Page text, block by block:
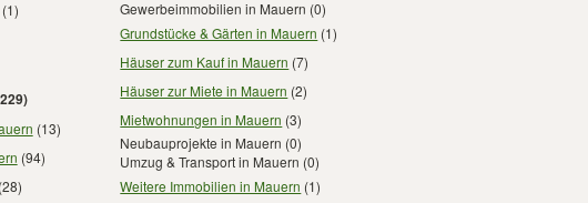
(1)
(13)
(94)
(28)
Gewerbeimmobilien in Mauern (0)
Grundstücke & Gärten in Mauern (1)
Häuser zum Kauf in Mauern (7)
Häuser zur Miete in Mauern (2)
Mietwohnungen in Mauern (3)
Neubauprojekte in Mauern (0)
Umzug & Transport in Mauern (0)
Weitere Immobilien in Mauern (1)